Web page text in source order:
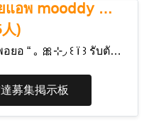
แอพ 𝗆𝗈𝗈𝖽𝖽𝗒 …
)
“ ｡ 🎀⊹◞ ꒰ ї ꒱ รับตั…
募集掲示板